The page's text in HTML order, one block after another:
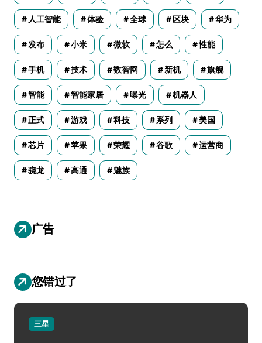
人工智能 体验 全球 区块 华为
发布 小米 微软 怎么 性能
手机 技术 数智网 新机 旗舰
智能 智能家居 曝光 机器人
正式 游戏 科技 系列 美国
芯片 苹果 荣耀 谷歌 运营商
骁龙 高通 魅族
广告
您错过了
三星